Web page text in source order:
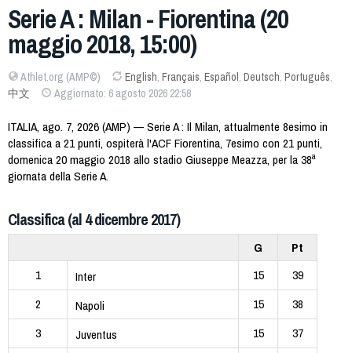
Serie A : Milan - Fiorentina (20
maggio 2018, 15:00)
Athlet.org (AMP©) English, Français, Español, Deutsch, Português,
中文
Aggiornato: 6 agosto 2026 22:58
ITALIA, ago. 7, 2026 (AMP) — Serie A : Il Milan, attualmente 8esimo in
classifica a 21 punti, ospiterà l'ACF Fiorentina, 7esimo con 21 punti,
domenica 20 maggio 2018 allo stadio Giuseppe Meazza, per la 38ª
giornata della Serie A.
Classifica (al 4 dicembre 2017)
G
Pt
1
Inter 15
39
2
Napoli 15
38
3
Juventus 15
37